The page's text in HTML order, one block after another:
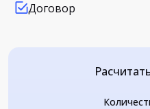
Договор